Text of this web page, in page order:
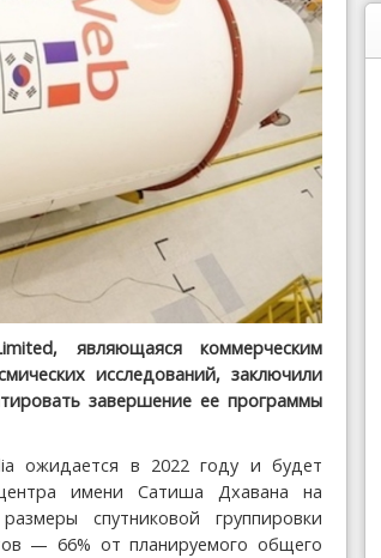
являющаяся коммерческим
исследований, заключили
завершение ее программы
ожидается в 2022 году и будет
имени Сатиша Дхавана на
спутниковой группировки
— 66% от планируемого общего